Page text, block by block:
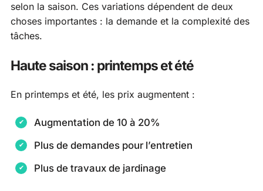
selon la saison. Ces variations dépendent de deux
choses importantes : la demande et la complexité des
tâches.
Haute saison : printemps et été
En printemps et été, les prix augmentent :
Augmentation de 10 à 20%
Plus de demandes pour l’entretien
Plus de travaux de jardinage